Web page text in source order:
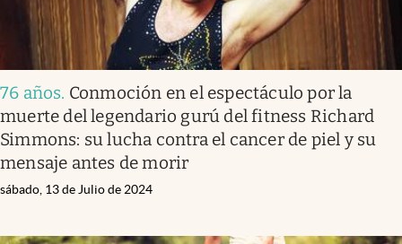
76 años. Conmoción en el espectáculo por la
muerte del legendario gurú del fitness Richard
Simmons: su lucha contra el cancer de piel y su
mensaje antes de morir
sábado, 13 de Julio de 2024